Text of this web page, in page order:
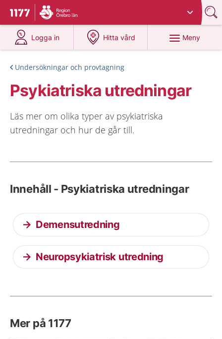
Till startsidan för 1177
Du har valt region
Logga in
på 1177.se
Hitta vård
på 1177.se
Meny
Undersökningar och provtagning
Psykiatriska utredningar
Läs mer om olika typer av psykiatriska
utredningar och hur de går till.
Innehåll - Psykiatriska utredningar
Demensutredning
Neuropsykiatrisk utredning
Mer på 1177